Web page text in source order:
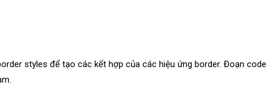
styles để tạo các kết hợp của các hiệu ứng border. Đoạn code